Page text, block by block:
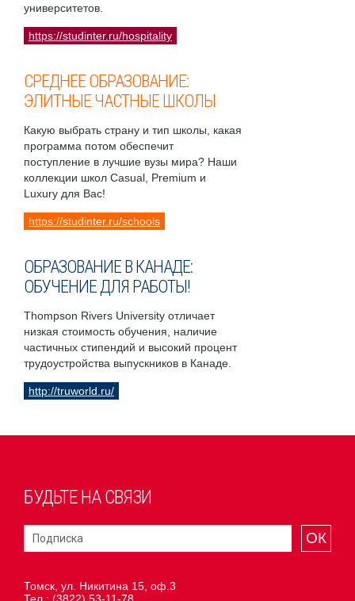
университетов.
https://studinter.ru/hospitality
СРЕДНЕЕ ОБРАЗОВАНИЕ:
ЭЛИТНЫЕ ЧАСТНЫЕ ШКОЛЫ
Какую выбрать страну и тип школы, какая
программа потом обеспечит
поступление в лучшие вузы мира? Наши
коллекции школ Casual, Premium и
Luxury для Вас!
https://studinter.ru/schools
ОБРАЗОВАНИЕ В КАНАДЕ:
ОБУЧЕНИЕ ДЛЯ РАБОТЫ!
Thompson Rivers University отличает
низкая стоимость обучения, наличие
частичных стипендий и высокий процент
трудоустройства выпускников в Канаде.
http://truworld.ru/
БУДЬТЕ НА СВЯЗИ
ОК
Томск, ул. Никитина 15, оф.3